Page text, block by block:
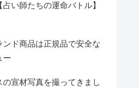
い師たちの運命バトル】
ンド商品は正規品で安全な
ー
宣材写真を撮ってきまし